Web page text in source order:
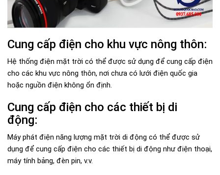
Cung cấp điện cho khu vực nông thôn:
Hệ thống điện mặt trời có thể được sử dụng để cung cấp điện
cho các khu vực nông thôn, nơi chưa có lưới điện quốc gia
hoặc nguồn điện không ổn định.
Cung cấp điện cho các thiết bị di
động:
Máy phát điện năng lượng mặt trời di động có thể được sử
dụng để cung cấp điện cho các thiết bị di động như điện thoại,
máy tính bảng, đèn pin, v.v.